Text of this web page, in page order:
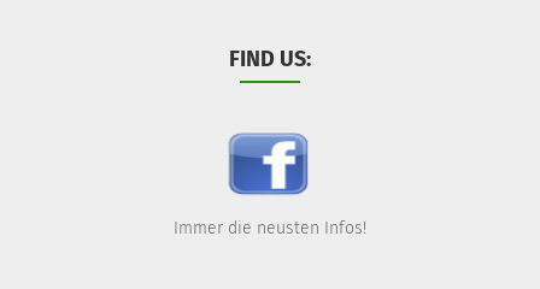
FIND US:
Immer die neusten Infos!